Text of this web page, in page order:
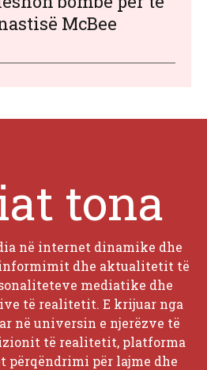
McBee
tona
në internet dinamike dhe
dhe aktualitetit të
mediatike dhe
të realitetit. E krijuar nga
në universin e njerëzve të
të realitetit, platforma
përqëndrimi për lajme dhe